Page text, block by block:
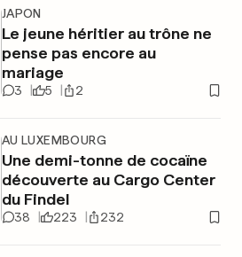
JAPON
Le jeune héritier au trône ne
pense pas encore au
mariage
3 5 2
AU LUXEMBOURG
Une demi-tonne de cocaïne
découverte au Cargo Center
du Findel
38 223 232